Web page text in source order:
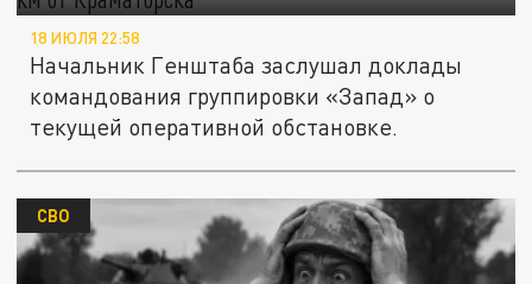
18 ИЮЛЯ 22:58
Начальник Генштаба заслушал доклады
командования группировки «Запад» о
текущей оперативной обстановке.
СВО